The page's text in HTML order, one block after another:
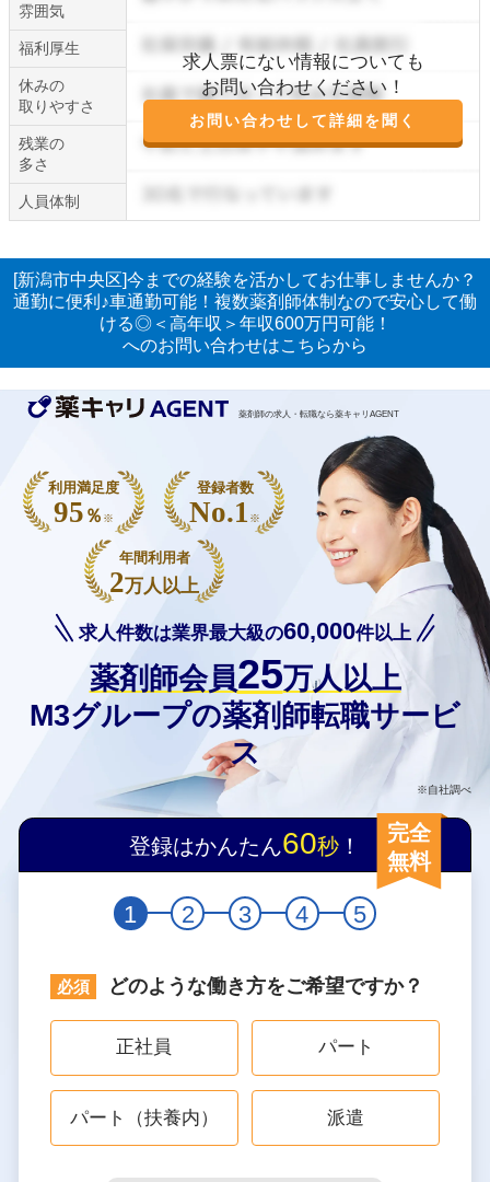
雰囲気
求人票にない情報についても
お問い合わせください！
お問い合わせして詳細を聞く
福利厚生
休みの
取りやすさ
残業の
多さ
人員体制
[新潟市中央区]今までの経験を活かしてお仕事しませんか？
通勤に便利♪車通勤可能！複数薬剤師体制なので安心して働
ける◎＜高年収＞年収600万円可能！
へのお問い合わせはこちらから
薬剤師の求人・転職なら薬キャリAGENT
求人件数は業界最大級の60,000件以上
薬剤師会員25万人以上
M3グループの薬剤師転職サービ
ス
※自社調べ
利用満足度
95 ％ ※
登録者数
No.1 ※
年間利用者
2万人以上
登録はかんたん60秒 ！
完全
無料
1 2 3 4 5
どのような働き方をご希望ですか？
正社員 パート
パート（扶養内） 派遣